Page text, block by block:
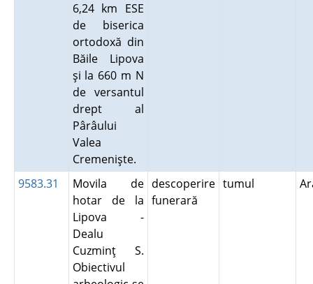
6,24 km ESE
de biserica
ortodoxă din
Băile Lipova
şi la 660 m N
de versantul
drept al
Pârâului
Valea
Cremenişte.
9583.31
Movila de
hotar de la
Lipova -
Dealu
Cuzminţ S.
Obiectivul
descoperire
funerară
tumul